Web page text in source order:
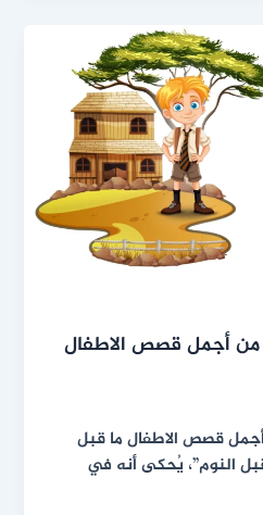
من أجمل قصص الاطفال
قصص الاطفال ما قبل
النوم”، يُحكى أنه في